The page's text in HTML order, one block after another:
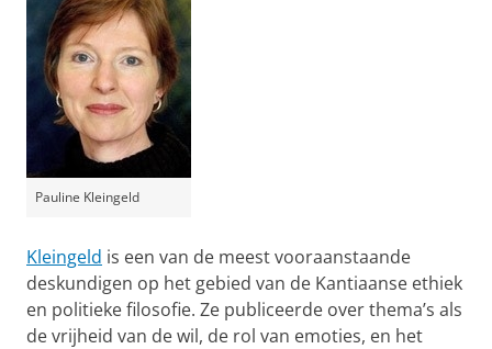
Pauline Kleingeld
Kleingeld is een van de meest vooraanstaande
deskundigen op het gebied van de Kantiaanse ethiek
en politieke filosofie. Ze publiceerde over thema’s als
de vrijheid van de wil, de rol van emoties, en het